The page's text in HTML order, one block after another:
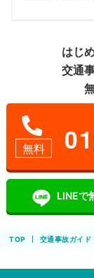
はじ
交通
無料
LINEで
TOP 交通事故ガイド